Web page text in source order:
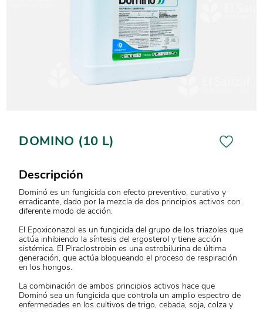
DOMINO (10 L)
Descripción
Dominó es un fungicida con efecto preventivo, curativo y
erradicante, dado por la mezcla de dos principios activos con
diferente modo de acción.
El Epoxiconazol es un fungicida del grupo de los triazoles que
actúa inhibiendo la síntesis del ergosterol y tiene acción
sistémica. El Piraclostrobin es una estrobilurina de última
generación, que actúa bloqueando el proceso de respiración
en los hongos.
La combinación de ambos principios activos hace que
Dominó sea un fungicida que controla un amplio espectro de
enfermedades en los cultivos de trigo, cebada, soja, colza y